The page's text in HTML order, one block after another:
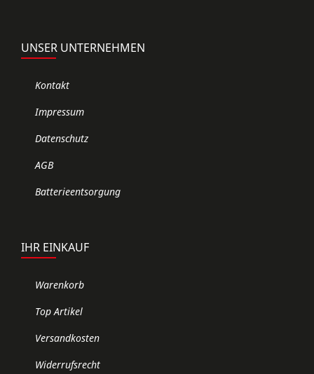
UNSER UNTERNEHMEN
Kontakt
Impressum
Datenschutz
AGB
Batterieentsorgung
IHR EINKAUF
Warenkorb
Top Artikel
Versandkosten
Widerrufsrecht